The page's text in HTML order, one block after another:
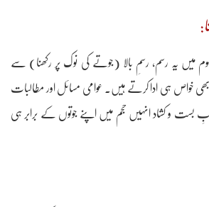
میں یہ رسم، رسمِ بالا (جوتے کی نوک پر رکھنا) سے
خواص ہی ادا کرتے ہیں۔ عوامی مسائل اور مطالبات
بست و کشاد انہیں حجم میں اپنے جوتوں کے برابر ہی